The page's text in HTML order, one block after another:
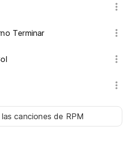
Terminar
cancionesde RPM